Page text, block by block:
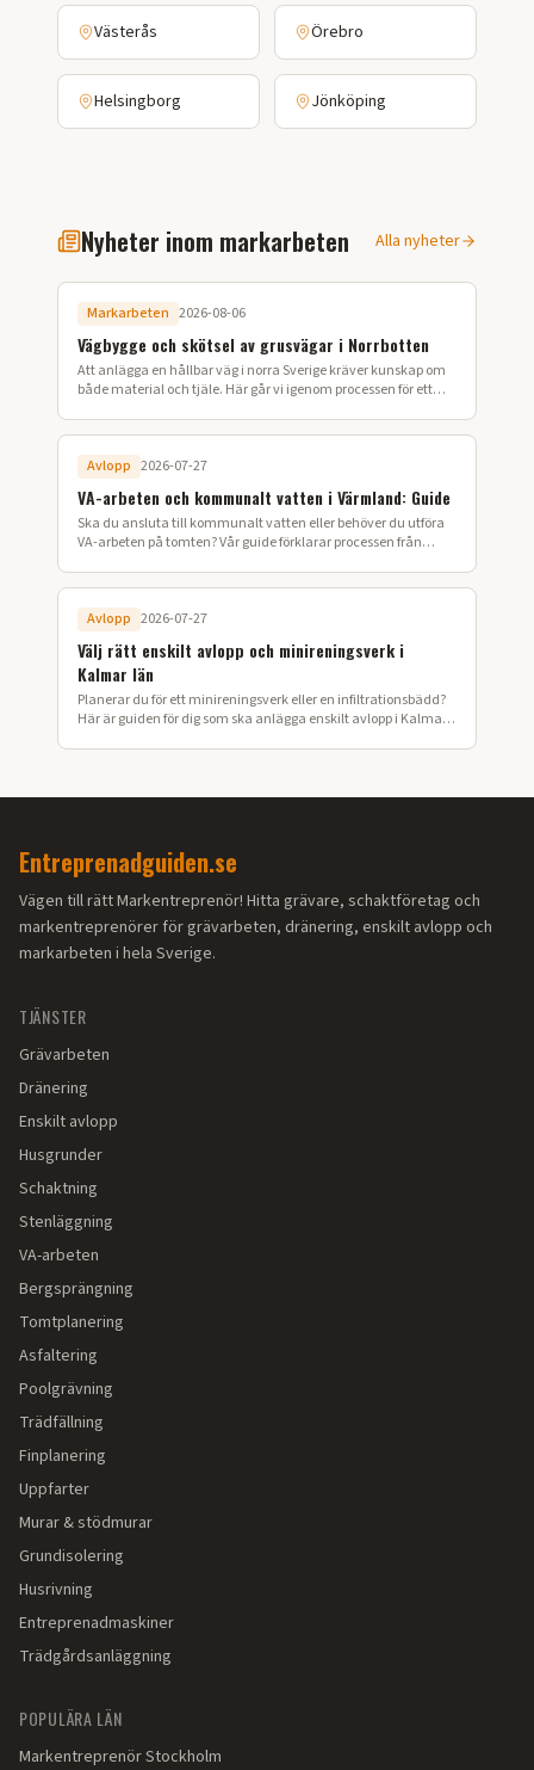
Västerås Örebro
Helsingborg Jönköping
Nyheter inom markarbeten Alla nyheter
Markarbeten 2026-08-06
Vägbygge och skötsel av grusvägar i Norrbotten
Att anlägga en hållbar väg i norra Sverige kräver kunskap om
både material och tjäle. Här går vi igenom processen för ett
Avlopp 2026-07-27
VA-arbeten och kommunalt vatten i Värmland: Guide
Ska du ansluta till kommunalt vatten eller behöver du utföra
VA-arbeten på tomten? Vår guide förklarar processen från
Avlopp 2026-07-27
Välj rätt enskilt avlopp och minireningsverk i
Kalmar län
Planerar du för ett minireningsverk eller en infiltrationsbädd?
Här är guiden för dig som ska anlägga enskilt avlopp i Kalmar
Entreprenadguiden.se
Vägen till rätt Markentreprenör! Hitta grävare, schaktföretag och
markentreprenörer för grävarbeten, dränering, enskilt avlopp och
markarbeten i hela Sverige.
TJÄNSTER
Grävarbeten
Dränering
Enskilt avlopp
Husgrunder
Schaktning
Stenläggning
VA-arbeten
Bergsprängning
Tomtplanering
Asfaltering
Poolgrävning
Trädfällning
Finplanering
Uppfarter
Murar & stödmurar
Grundisolering
Husrivning
Entreprenadmaskiner
Trädgårdsanläggning
POPULÄRA LÄN
MarkentreprenörStockholm